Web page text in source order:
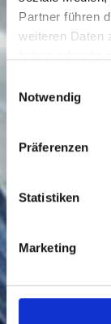
Partner führen
weiteren Daten
Notwendig
Präferenzen
Statistiken
Marketing